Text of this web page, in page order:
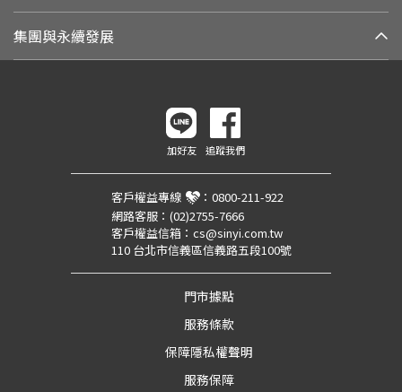
集團與永續發展
加好友 追蹤我們
客戶權益專線 ： 0800-211-922
網路客服： (02)2755-7666
客戶權益信箱： cs@sinyi.com.tw
110 台北市信義區信義路五段100號
門市據點
服務條款
保障隱私權聲明
服務保障